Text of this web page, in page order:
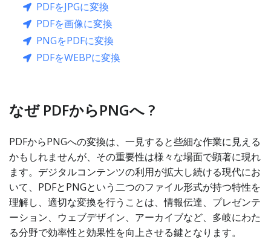
PDFをJPGに変換
PDFを画像に変換
PNGをPDFに変換
PDFをWEBPに変換
なぜ PDFからPNGへ ?
PDFからPNGへの変換は、一見すると些細な作業に見える
かもしれませんが、その重要性は様々な場面で顕著に現れ
ます。デジタルコンテンツの利用が拡大し続ける現代にお
いて、PDFとPNGという二つのファイル形式が持つ特性を
理解し、適切な変換を行うことは、情報伝達、プレゼンテ
ーション、ウェブデザイン、アーカイブなど、多岐にわた
る分野で効率性と効果性を向上させる鍵となります。